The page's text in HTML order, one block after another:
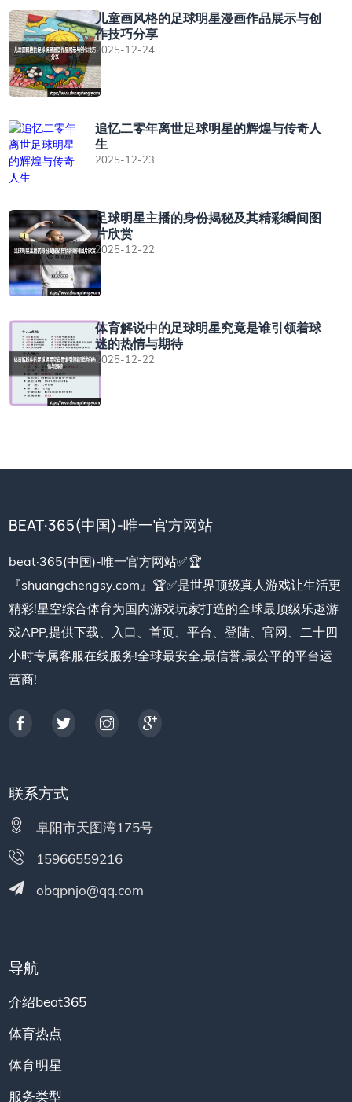
儿童画风格的足球明星漫画作品展示与创
作技巧分享
2025-12-24
追忆二零年离世足球明星的辉煌与传奇人
生
2025-12-23
足球明星主播的身份揭秘及其精彩瞬间图
片欣赏
2025-12-22
体育解说中的足球明星究竟是谁引领着球
迷的热情与期待
2025-12-22
BEAT·365(中国)-唯一官方网站
beat·365(中国)-唯一官方网站✅🏆
『shuangchengsy.com』🏆✅是世界顶级真人游戏让生活更
精彩!星空综合体育为国内游戏玩家打造的全球最顶级乐趣游
戏APP,提供下载、入口、首页、平台、登陆、官网、二十四
小时专属客服在线服务!全球最安全,最信誉,最公平的平台运
营商!
联系方式
阜阳市天图湾175号
15966559216
obqpnjo@qq.com
导航
介绍beat365
体育热点
体育明星
服务类型